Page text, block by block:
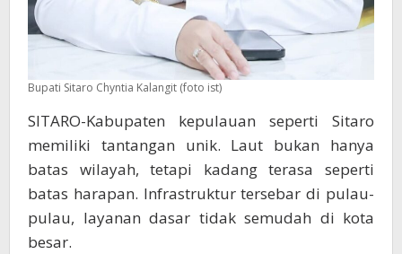
Bupati Sitaro Chyntia Kalangit (foto ist)
SITARO-Kabupaten kepulauan seperti Sitaro
memiliki tantangan unik. Laut bukan hanya
batas wilayah, tetapi kadang terasa seperti
batas harapan. Infrastruktur tersebar di pulau-
pulau, layanan dasar tidak semudah di kota
besar.